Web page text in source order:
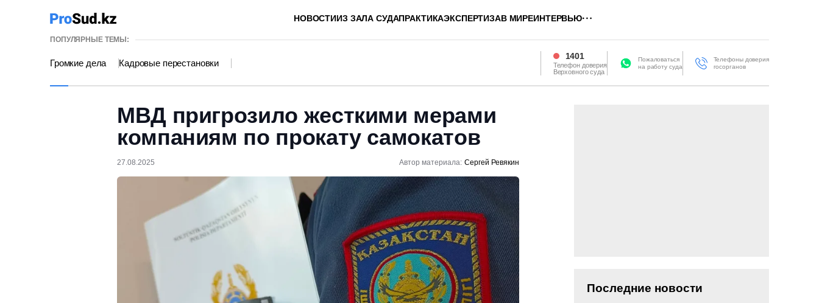
НОВОСТИИЗ ЗАЛА СУДАПРАКТИКАЭКСПЕРТИЗАВ МИРЕИНТЕРВЬЮ
ПОПУЛЯРНЫЕ ТЕМЫ:
Громкие дела Кадровые перестановки
1401
Телефон доверия
Верховного суда
Пожаловаться
на работу суда
Телефоны доверия
госорганов
МВД пригрозило жесткими мерами
компаниям по прокату самокатов
27.08.2025 Автор материала: Сергей Ревякин
Последние новости